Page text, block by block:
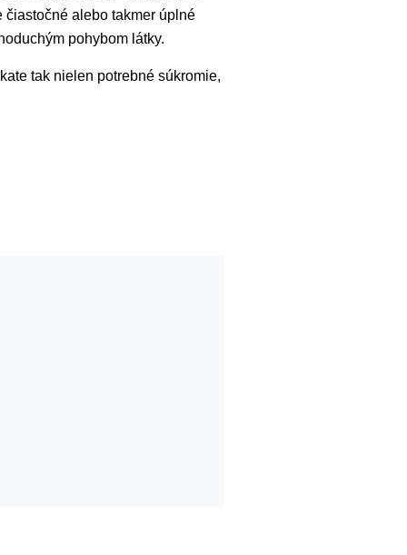
alebo takmer úplné
pohybom látky.
tak nielen potrebné súkromie,